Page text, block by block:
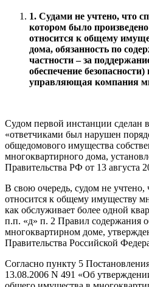
1. Судами не учтено, что
котором было
относится к общему
дома, обязанность по
частности – за
обеспечение
управляющая компания
Судом первой инстанции сделан
«ответчиками был нарушен
общедомового имущества
многоквартирного дома,
Правительства РФ от 13 августа
В свою очередь, судом не учтено,
относится к общему имуществу
как обслуживает более одной
п.п. «д» п. 2 Правил содержания
многоквартирном доме,
Правительства Российской
Согласно пункту 5
13.08.2006 N 491 «Об